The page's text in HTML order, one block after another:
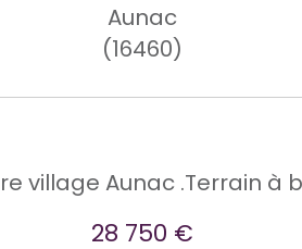
Aunac
(16460)
village Aunac .Terrain à
28 750 €